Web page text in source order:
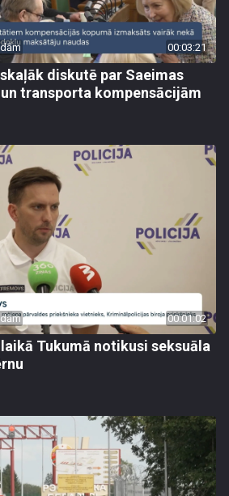
00:03:21
diskutē par Saeimas
transporta kompensācijām
00:01:02
Tukumā notikusi seksuāla